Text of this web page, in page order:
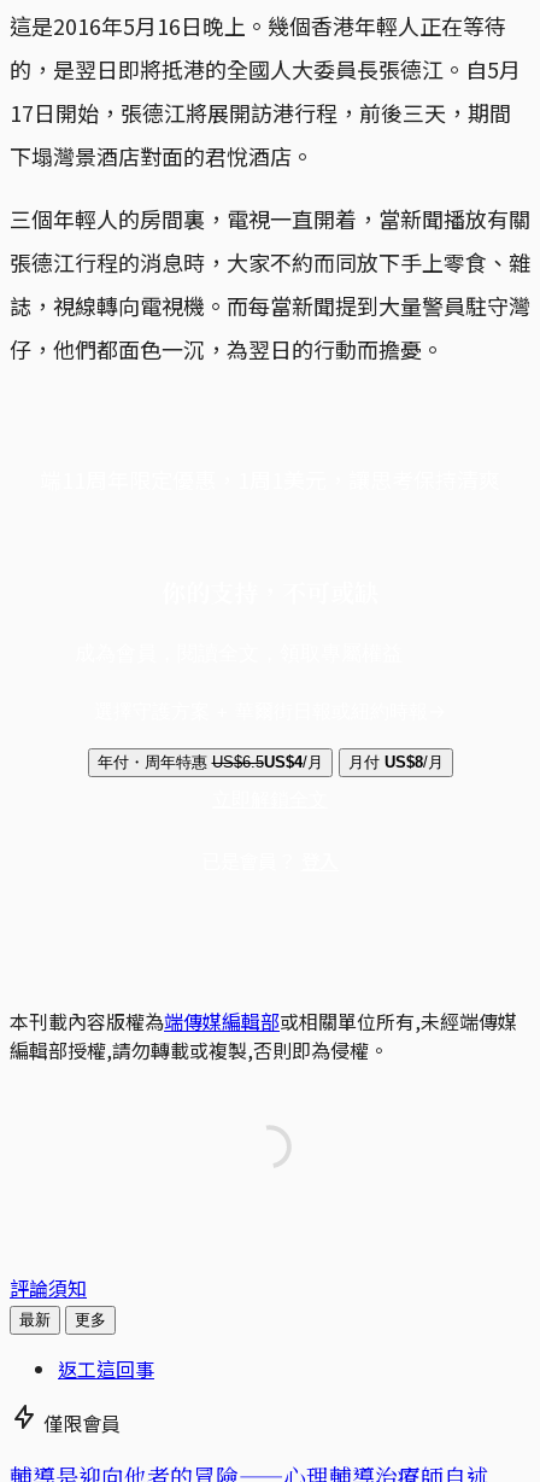
這是2016年5月16日晚上。幾個香港年輕人正在等待
的，是翌日即將抵港的全國人大委員長張德江。自5月
17日開始，張德江將展開訪港行程，前後三天，期間
下塌灣景酒店對面的君悅酒店。
三個年輕人的房間裏，電視一直開着，當新聞播放有關
張德江行程的消息時，大家不約而同放下手上零食、雜
誌，視線轉向電視機。而每當新聞提到大量警員駐守灣
仔，他們都面色一沉，為翌日的行動而擔憂。
年付・周年特惠 US$6.5US$4/月 月付 US$8/月
本刊載內容版權為端傳媒編輯部或相關單位所有,未經端傳媒
編輯部授權,請勿轉載或複製,否則即為侵權。
評論須知
最新 更多
返工這回事
僅限會員